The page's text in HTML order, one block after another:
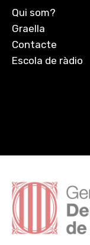
Qui som?
Graella
Contacte
Escola de ràdio